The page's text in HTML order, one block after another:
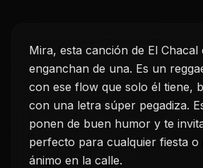
Mira, esta canción de El Chacal
enganchan de una. Es un
con ese flow que solo él tiene,
con una letra súper pegadiza.
ponen de buen humor y te
perfecto para cualquier fiesta
ánimo en la calle.